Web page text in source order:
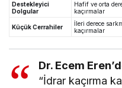
Destekleyici
Dolgular
Hafif ve orta
kaçırmalar
Küçük Cerrahiler
İleri derece
kaçırmalar
Dr. Ecem
“İdrar kaçırma